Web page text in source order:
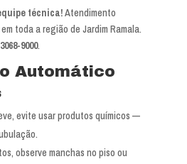
técnica!Atendimento
toda a região de Jardim Ramala.
9000.
Automático
evite usar produtos químicos —
observe manchas no piso ou